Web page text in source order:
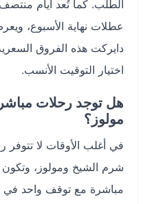
الطلب. كما تُعد أيام منتصف
عطلات نهاية الأسبوع، ويعرض
دايركت هذه الفروق السعرية
اختيار التوقيت الأنسب.
هل توجد رحلات مباشرة
مولوز؟
في أغلب الأوقات لا تتوفر
شرم الشيخ ومولوز، وتكون
مباشرة مع توقف واحد في مدن